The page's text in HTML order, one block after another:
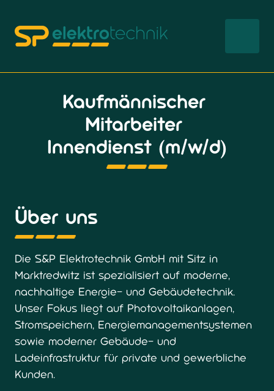
Kaufmännischer
Mitarbeiter
Innendienst (m/w/d)
Über uns
Die S&P Elektrotechnik GmbH mit Sitz in
Marktredwitz ist spezialisiert auf moderne,
nachhaltige Energie- und Gebäudetechnik.
Unser Fokus liegt auf Photovoltaikanlagen,
Stromspeichern, Energiemanagementsystemen
sowie moderner Gebäude- und
Ladeinfrastruktur für private und gewerbliche
Kunden.